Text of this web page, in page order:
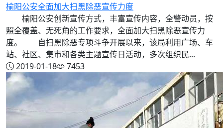
榆阳公安全面加大扫黑除恶宣传力度
榆阳公安创新宣传方式，丰富宣传内容，全警动员，按
照全覆盖、无死角的工作要求，全面加大扫黑除恶宣传力
度。 自扫黑除恶专项斗争开展以来，该局利用广场、车
站、社区、集市和各类主题宣传日活动，多次组织民...
2019-01-18
7453